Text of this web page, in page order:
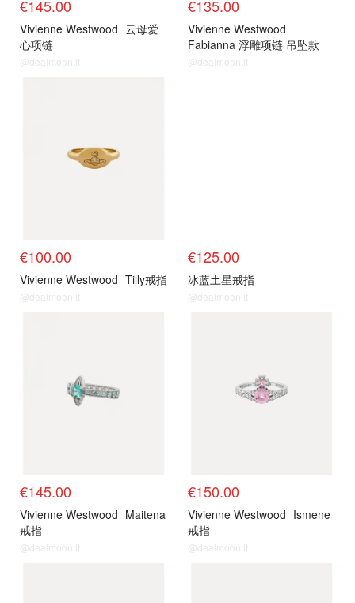
€145.00
Vivienne Westwood 云母爱
心项链
@dealmoon.it
€135.00
Vivienne Westwood
Fabianna 浮雕项链 吊坠款
@dealmoon.it
€100.00
Vivienne Westwood Tilly戒指
@dealmoon.it
€125.00
冰蓝土星戒指
@dealmoon.it
€145.00
Vivienne Westwood Maitena
戒指
@dealmoon.it
€150.00
Vivienne Westwood Ismene
戒指
@dealmoon.it